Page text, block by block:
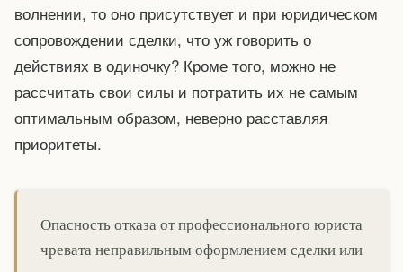
волнении, то оно присутствует и при юридическом
сопровождении сделки, что уж говорить о
действиях в одиночку? Кроме того, можно не
рассчитать свои силы и потратить их не самым
оптимальным образом, неверно расставляя
приоритеты.
Опасность отказа от профессионального юриста
чревата неправильным оформлением сделки или